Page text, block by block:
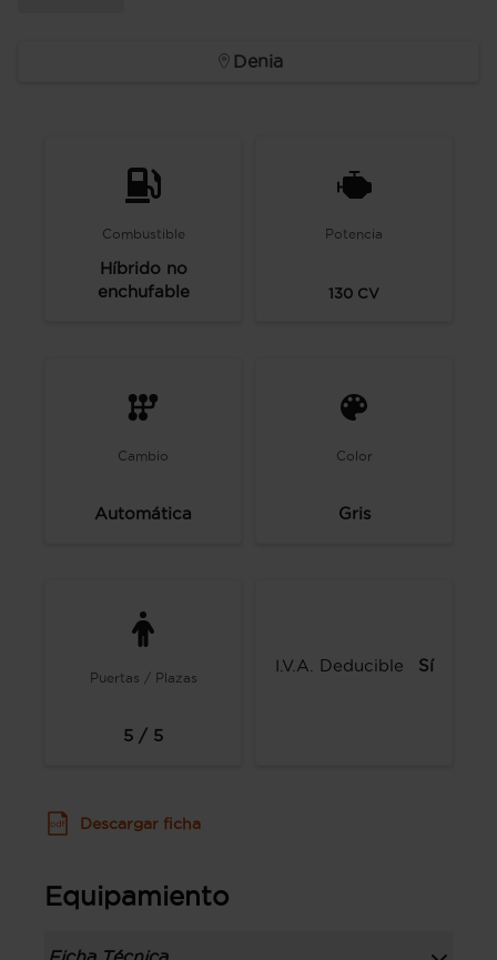
Denia
Combustible
Híbrido no
enchufable
Potencia
130 CV
Cambio
Automática
Color
Gris
Puertas / Plazas
5 / 5
I.V.A. Deducible Sí
Descargar ficha
Equipamiento